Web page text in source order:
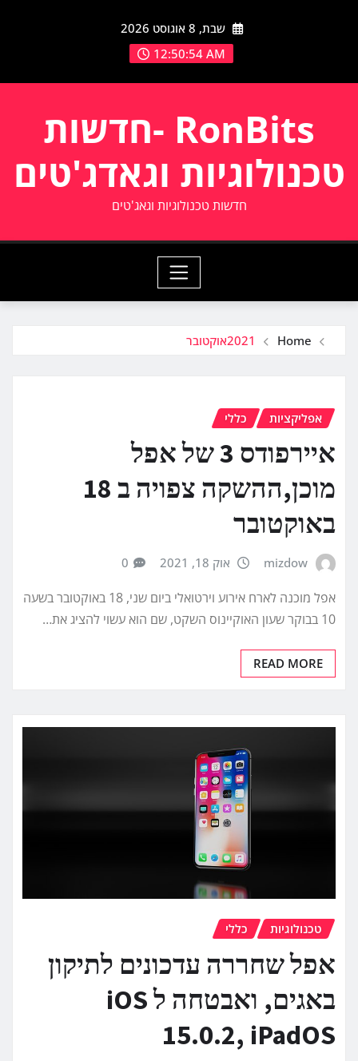
שבת, 8 אוגוסט 2026
12:50:54 AM
RonBits -חדשות
טכנולוגיות וגאדג'טים
חדשות טכנולוגיות וגאג'טים
Home
2021אוקטובר
אפליקציות כללי
איירפודס 3 של אפל
מוכן,ההשקה צפויה ב 18
באוקטובר
mizdow אוק 18, 2021 0
אפל מוכנה לארח אירוע וירטואלי ביום שני, 18 באוקטובר בשעה
10 בבוקר שעון האוקיינוס השקט, שם הוא עשוי להציג את…
READ MORE
טכנולוגיות כללי
אפל שחררה עדכונים לתיקון
באגים, ואבטחה ל iOS
15.0.2, iPadOS